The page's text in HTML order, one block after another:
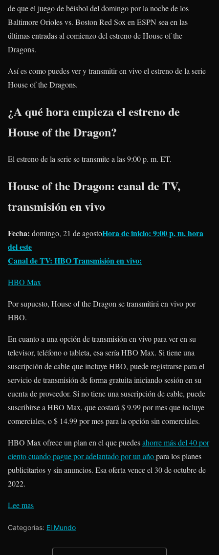
de que el juego de béisbol del domingo por la noche de los
Baltimore Orioles vs. Boston Red Sox en ESPN sea en las
últimas entradas al comienzo del estreno de House of the
Dragons.
Así es como puedes ver y transmitir en vivo el estreno de la serie
House of the Dragons.
¿A qué hora empieza el estreno de
House of the Dragon?
El estreno de la serie se transmite a las 9:00 p. m. ET.
House of the Dragon: canal de TV,
transmisión en vivo
Fecha: domingo, 21 de agostoHora de inicio: 9:00 p. m. hora
del este
Canal de TV: HBOTransmisión en vivo:
HBO Max
Por supuesto, House of the Dragon se transmitirá en vivo por
HBO.
En cuanto a una opción de transmisión en vivo para ver en su
televisor, teléfono o tableta, esa sería HBO Max. Si tiene una
suscripción de cable que incluye HBO, puede registrarse para el
servicio de transmisión de forma gratuita iniciando sesión en su
cuenta de proveedor. Si no tiene una suscripción de cable, puede
suscribirse a HBO Max, que costará $ 9.99 por mes que incluye
comerciales, o $ 14.99 por mes para la opción sin comerciales.
HBO Max ofrece un plan en el que puedesahorre más del 40 por
ciento cuando pague por adelantado por un añopara los planes
publicitarios y sin anuncios. Esa oferta vence el 30 de octubre de
2022.
Lee mas
Categorías: El Mundo